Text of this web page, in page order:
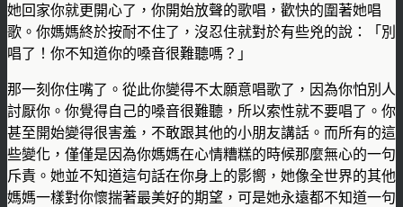
她回家你就更開心了，你開始放聲的歌唱，歡快的圍著她唱
歌。你媽媽終於按耐不住了，沒忍住就對於有些兇的說：「別
唱了！你不知道你的嗓音很難聽嗎？」
那一刻你住嘴了。從此你變得不太願意唱歌了，因為你怕別人
討厭你。你覺得自己的嗓音很難聽，所以索性就不要唱了。你
甚至開始變得很害羞，不敢跟其他的小朋友講話。而所有的這
些變化，僅僅是因為你媽媽在心情糟糕的時候那麼無心的一句
斥責。她並不知道這句話在你身上的影嚮，她像全世界的其他
媽媽一樣對你懷揣著最美好的期望，可是她永遠都不知道一句